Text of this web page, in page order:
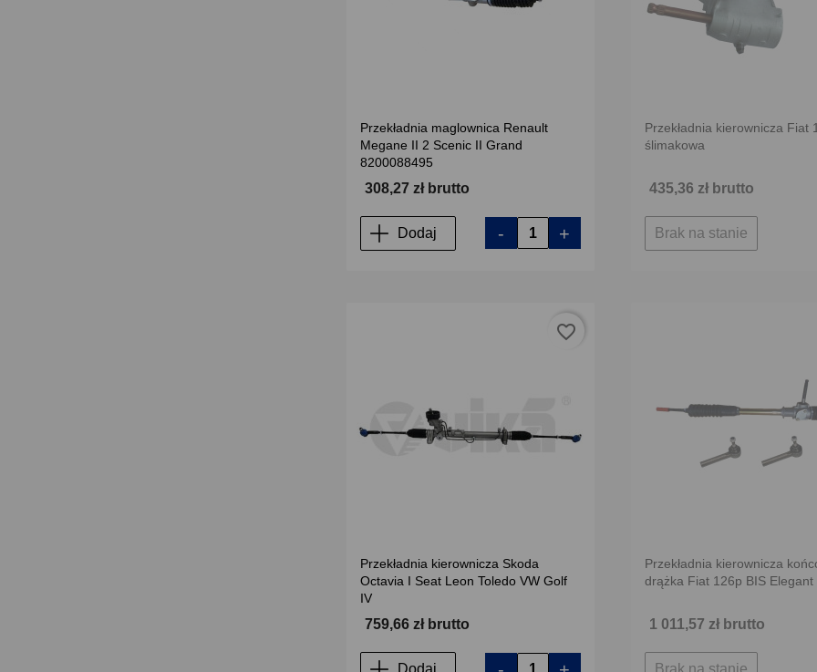
Przekładnia maglownica Renault
Megane II 2 Scenic II Grand
8200088495
308,27 zł brutto
Dodaj - +
Przekładnia kierownicza Fiat
ślimakowa
435,36 zł brutto
Brak na stanie
Przekładnia kierownicza Skoda
Octavia I Seat Leon Toledo VW Golf
IV
759,66 zł brutto
Dodaj
favorite_border
Przekładnia kierownicza
drążka Fiat 126p BIS Elegant
1 011,57 zł brutto
Brak na stanie